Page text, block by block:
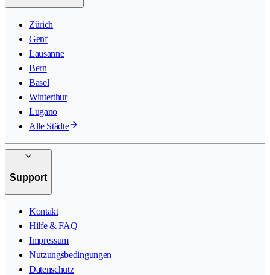
Zürich
Genf
Lausanne
Bern
Basel
Winterthur
Lugano
Alle Städte
Support
Kontakt
Hilfe & FAQ
Impressum
Nutzungsbedingungen
Datenschutz